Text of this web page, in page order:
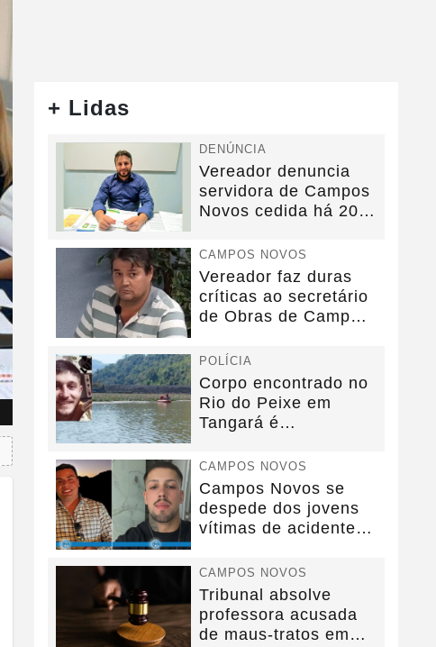
+ Lidas
DENÚNCIA
Vereador denuncia
servidora de Campos
Novos cedida há 20
CAMPOS NOVOS
Vereador faz duras
críticas ao secretário
de Obras de Campos
POLÍCIA
Corpo encontrado no
Rio do Peixe em
Tangará é
CAMPOS NOVOS
Campos Novos se
despede dos jovens
vítimas de acidente
CAMPOS NOVOS
Tribunal absolve
professora acusada
de maus-tratos em